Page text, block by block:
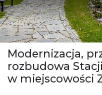
Modernizacja,
rozbudowa
w miejscowości